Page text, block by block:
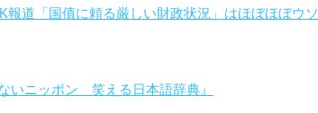
道「国債に頼る厳しい財政状況」はほぼほぼウソ
いニッポン 笑える日本語辞典』